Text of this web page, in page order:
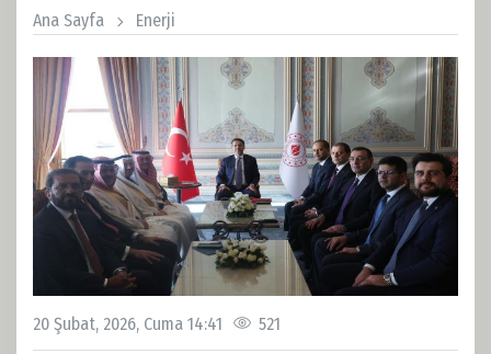
Ana Sayfa Enerji
20 Şubat, 2026, Cuma 14:41 521